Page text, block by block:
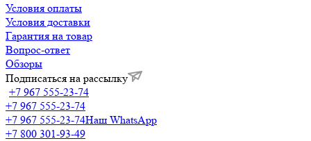
Условия оплаты
Условия доставки
Гарантия на товар
Вопрос-ответ
Обзоры
Подписаться на рассылку
+7 967 555-23-74
+7 967 555-23-74
+7 967 555-23-74Наш WhatsApp
+7 800 301-93-49